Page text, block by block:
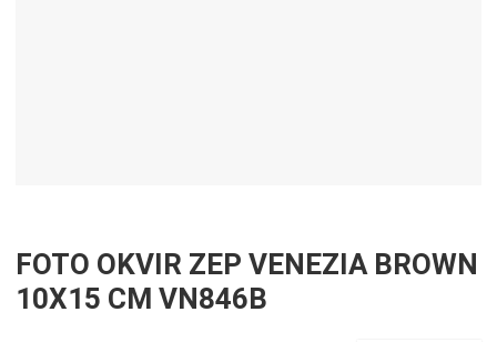
FOTO OKVIR ZEP VENEZIA BROWN
10X15 CM VN846B